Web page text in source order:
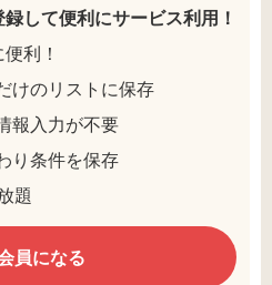
録して便利にサービス利用！
利！
けのリストに保存
報入力が不要
り条件を保存
題
員になる